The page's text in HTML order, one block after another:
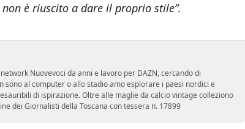
è riuscito a dare il proprio stile”.
Nuovevoci da anni e lavoro per DAZN, cercando di
al computer o allo stadio amo esplorare i paesi nordici e
di ispirazione. Oltre alle maglie da calcio vintage colleziono
dei Giornalisti della Toscana con tessera n. 17899